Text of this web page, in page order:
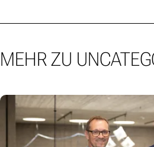
MEHR ZU